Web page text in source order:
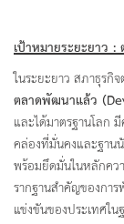
เป้าหมายระยะยาว
ในระยะยาว สภาธุรกิ
ตลาดพัฒนาแล้ว (
และได้มาตรฐานโล
คล่องที่มั่นคงและฐาน
พร้อมยึดมั่นในหลักคว
รากฐานสำคัญของกา
แข่งขันของประเทศใ